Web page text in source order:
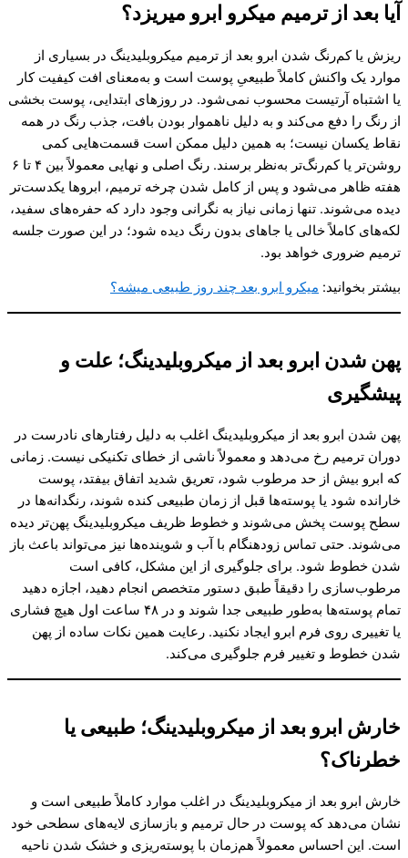
آیا بعد از ترمیم میکرو ابرو میریزد؟
ریزش یا کم‌رنگ شدن ابرو بعد از ترمیم میکروبلیدینگ در بسیاری از
موارد یک واکنش کاملاً طبیعیِ پوست است و به‌معنای افت کیفیت کار
یا اشتباه آرتیست محسوب نمی‌شود. در روزهای ابتدایی، پوست بخشی
از رنگ را دفع می‌کند و به دلیل ناهموار بودن بافت، جذب رنگ در همه
نقاط یکسان نیست؛ به همین دلیل ممکن است قسمت‌هایی کمی
روشن‌تر یا کم‌رنگ‌تر به‌نظر برسند. رنگ اصلی و نهایی معمولاً بین ۴ تا ۶
هفته ظاهر می‌شود و پس از کامل شدن چرخه ترمیم، ابروها یکدست‌تر
دیده می‌شوند. تنها زمانی نیاز به نگرانی وجود دارد که حفره‌های سفید،
لکه‌های کاملاً خالی یا جاهای بدون رنگ دیده شود؛ در این صورت جلسه
ترمیم ضروری خواهد بود.
بیشتر بخوانید:میکرو ابرو بعد چند روز طبیعی میشه؟
پهن شدن ابرو بعد از میکروبلیدینگ؛ علت و
پیشگیری
پهن شدن ابرو بعد از میکروبلیدینگ اغلب به دلیل رفتارهای نادرست در
دوران ترمیم رخ می‌دهد و معمولاً ناشی از خطای تکنیکی نیست. زمانی
که ابرو بیش از حد مرطوب شود، تعریق شدید اتفاق بیفتد، پوست
خارانده شود یا پوسته‌ها قبل از زمان طبیعی کنده شوند، رنگدانه‌ها در
سطح پوست پخش می‌شوند و خطوط ظریف میکروبلیدینگ پهن‌تر دیده
می‌شوند. حتی تماس زودهنگام با آب و شوینده‌ها نیز می‌تواند باعث باز
شدن خطوط شود. برای جلوگیری از این مشکل، کافی است
مرطوب‌سازی را دقیقاً طبق دستور متخصص انجام دهید، اجازه دهید
تمام پوسته‌ها به‌طور طبیعی جدا شوند و در ۴۸ ساعت اول هیچ فشاری
یا تغییری روی فرم ابرو ایجاد نکنید. رعایت همین نکات ساده از پهن
شدن خطوط و تغییر فرم جلوگیری می‌کند.
خارش ابرو بعد از میکروبلیدینگ؛ طبیعی یا
خطرناک؟
خارش ابرو بعد از میکروبلیدینگ در اغلب موارد کاملاً طبیعی است و
نشان می‌دهد که پوست در حال ترمیم و بازسازی لایه‌های سطحی خود
است. این احساس معمولاً هم‌زمان با پوسته‌ریزی و خشک شدن ناحیه